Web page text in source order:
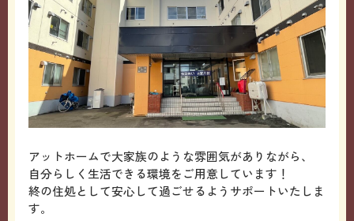
アットホームで大家族のような雰囲気がありながら、
自分らしく生活できる環境をご用意しています！
終の住処として安心して過ごせるようサポートいたしま
す。